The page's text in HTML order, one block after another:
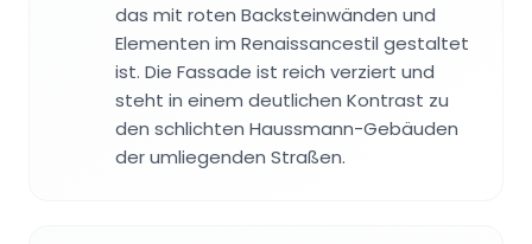
das mit roten Backsteinwänden und
Elementen im Renaissancestil gestaltet
ist. Die Fassade ist reich verziert und
steht in einem deutlichen Kontrast zu
den schlichten Haussmann-Gebäuden
der umliegenden Straßen.